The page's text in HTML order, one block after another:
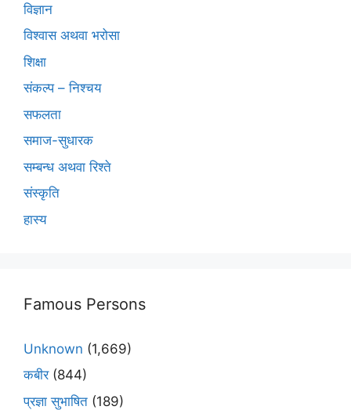
विज्ञान
विश्वास अथवा भरोसा
शिक्षा
संकल्प – निश्चय
सफलता
समाज-सुधारक
सम्बन्ध अथवा रिश्ते
संस्कृति
हास्य
Famous Persons
Unknown (1,669)
कबीर(844)
प्रज्ञा सुभाषित (189)